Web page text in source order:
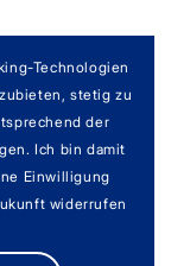
Technologien
stetig zu
der
Ich bin damit
Einwilligung
widerrufen